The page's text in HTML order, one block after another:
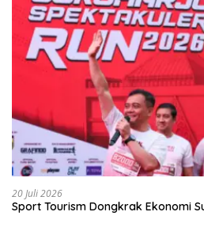
20 Juli 2026
Sport Tourism Dongkrak Ekonomi